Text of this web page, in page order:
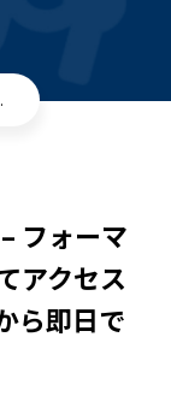
フォーマ
アクセス
ら即日で